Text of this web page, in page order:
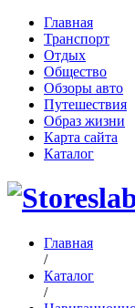
Главная
Транспорт
Отдых
Общество
Обзоры авто
Путешествия
Образ жизни
Карта сайта
Каталог
Главная
/
Каталог
/